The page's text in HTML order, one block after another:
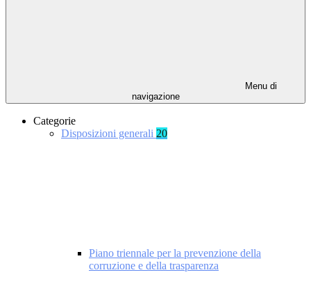
Menu di
navigazione
Categorie
Disposizioni generali 20
Piano triennale per la prevenzione della
corruzione e della trasparenza